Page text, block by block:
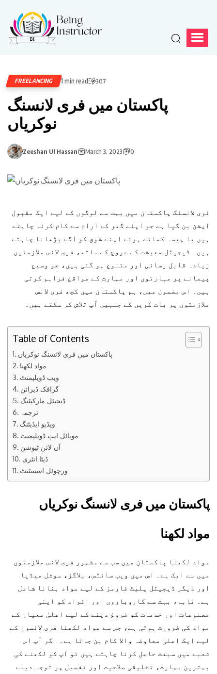
FREELANCING 1 min read 307
پاکستان میں فری لانسنگ
نوکریاں
Zeeshan Ul Hassan March 3, 2023 0
فری لانسنگ پاکستان میں بہت سے لوگوں کے لیے ایک مقبول
آپشن بن گیا ہے جو اپنے گھر کے آرام سے کام کرنا چاہتے
ہیں یا پیسہ کماتے ہوئے اپنے شوق کو آگے بڑھانا چاہتے
ہیں۔ ڈیجیٹل معیشت کے عروج کے ساتھ، فری لانس ملازمتیں
زیادہ قابل رسائی اور متنوع ہو گئی ہیں، جو وسیع
پیمانے پر مہارتوں اور مہارت کے مواقع فراہم کرتی
ہیں۔ اس مضمون میں، ہم پاکستان میں کچھ فری لانس
ملازمتوں پر بات کریں گے جنہیں آپ تلاش کر سکتے ہیں۔
Table of Contents
پاکستان میں فری لانسنگ نوکریاں
مواد لکھنا
ویب ڈویلپمنٹ
گرافک ڈیزائن
ڈیجیٹل مارکیٹنگ
ترجمہ
ویڈیو ایڈیٹنگ
موبائل ایپ ڈویلپمنٹ
آن لائن ٹیوشن
ڈیٹا انٹری
ورچوئل اسسٹنٹ
پاکستان میں فری لانسنگ نوکریاں
مواد لکھنا
مواد لکھنا پاکستان میں سب سے مشہور فری لانس ملازمتوں
میں سے ایک ہے۔ اس میں ویب سائٹس، بلاگز، سوشل میڈیا
اور دیگر ڈیجیٹل پلیٹ فارمز کے لیے مواد بنانا شامل
ہے۔ تاہم، بہت سے کاروباروں اور افراد کو اپنی
مصنوعات اور خدمات کو فروغ دینے کے لیے اعلیٰ معیار کے
مواد کی ضرورت ہوتی ہے، جس سے مواد لکھنا فری لانسرز کے
لیے ایک اعلیٰ معاوضہ والا کام بن جاتا ہے۔ اگر آپ اس
شعبے میں سبقت حاصل کرنا چاہتے ہیں تو آپ کو لکھنے کی
بہترین مہارت، تخلیقی صلاحیت اور تفصیل پر توجہ دینے